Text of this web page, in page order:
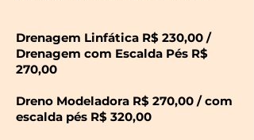
Drenagem Linfática R$ 230,00 /
Drenagem com Escalda Pés R$
270,00
Dreno Modeladora R$ 270,00 / com
escalda pés R$ 320,00